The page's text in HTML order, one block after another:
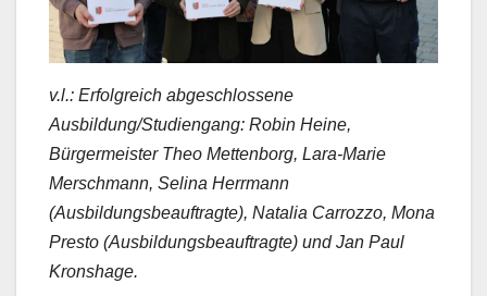
v.l.: Erfolgreich abgeschlossene
Ausbildung/Studiengang: Robin Heine,
Bürgermeister Theo Mettenborg, Lara-Marie
Merschmann, Selina Herrmann
(Ausbildungsbeauftragte), Natalia Carrozzo, Mona
Presto (Ausbildungsbeauftragte) und Jan Paul
Kronshage.